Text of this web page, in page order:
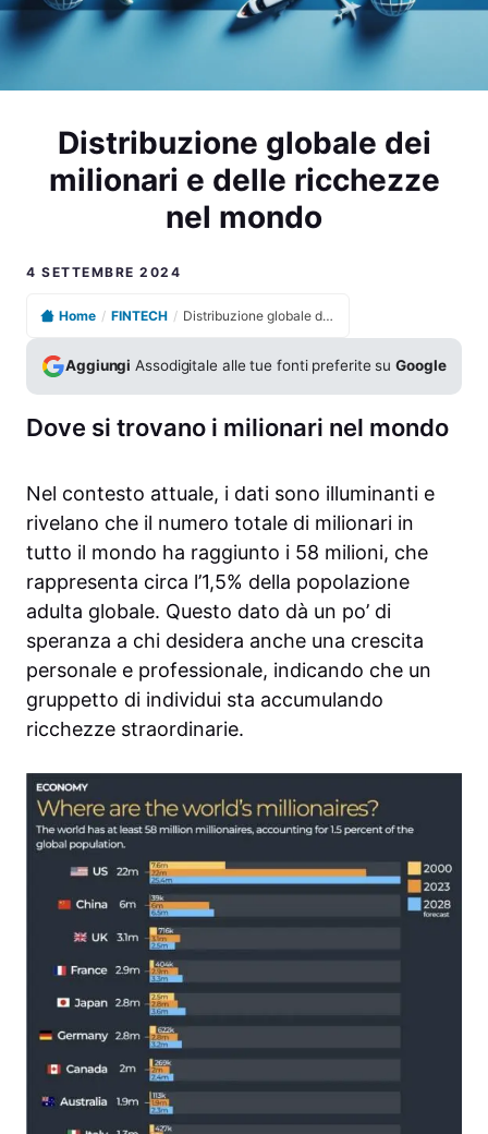
Distribuzione globale dei
milionari e delle ricchezze
nel mondo
4 SETTEMBRE 2024
Home / FINTECH / Distribuzione globale dei milionari e delle ricchezze nel mondo
Aggiungi Assodigitale alle tue fonti preferite suGoogle
Dove si trovano i milionari nel mondo
Nel contesto attuale, i dati sono illuminanti e
rivelano che il numero totale di milionari in
tutto il mondo ha raggiunto i 58 milioni, che
rappresenta circa l’1,5% della popolazione
adulta globale. Questo dato dà un po’ di
speranza a chi desidera anche una crescita
personale e professionale, indicando che un
gruppetto di individui sta accumulando
ricchezze straordinarie.